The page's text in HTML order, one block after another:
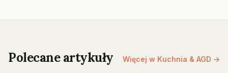
Polecane artykuły Więcej w Kuchnia & AGD →